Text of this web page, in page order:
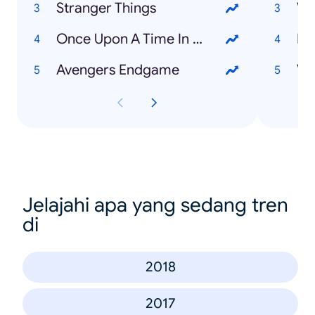
Stranger Things
Once Upon A Time In Hollywood
Avengers Endgame
Vy
Jelajahi apa yang sedang tren
di
2018
2017